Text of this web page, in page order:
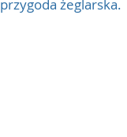
przygoda żeglarska.